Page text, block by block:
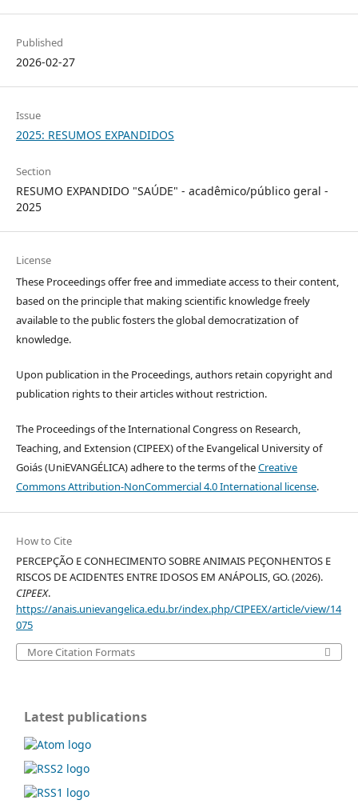
Published
2026-02-27
Issue
2025: RESUMOS EXPANDIDOS
Section
RESUMO EXPANDIDO "SAÚDE" - acadêmico/público geral -
2025
License
These Proceedings offer free and immediate access to their content,
based on the principle that making scientific knowledge freely
available to the public fosters the global democratization of
knowledge.
Upon publication in the Proceedings, authors retain copyright and
publication rights to their articles without restriction.
The Proceedings of the International Congress on Research,
Teaching, and Extension (CIPEEX) of the Evangelical University of
Goiás (UniEVANGÉLICA) adhere to the terms of theCreative
Commons Attribution-NonCommercial 4.0 International license.
How to Cite
PERCEPÇÃO E CONHECIMENTO SOBRE ANIMAIS PEÇONHENTOS E
RISCOS DE ACIDENTES ENTRE IDOSOS EM ANÁPOLIS, GO. (2026).
CIPEEX.
https://anais.unievangelica.edu.br/index.php/CIPEEX/article/view/14
075
More Citation Formats
Latest publications